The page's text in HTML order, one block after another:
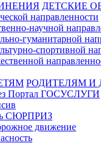
ДЕТСКИЕ
направленности
научной
гуманитарной
спортивной
РОДИТЕЛЯМ И
Портал ГОСУСЛУГИ
СЮРПРИЗ
движение